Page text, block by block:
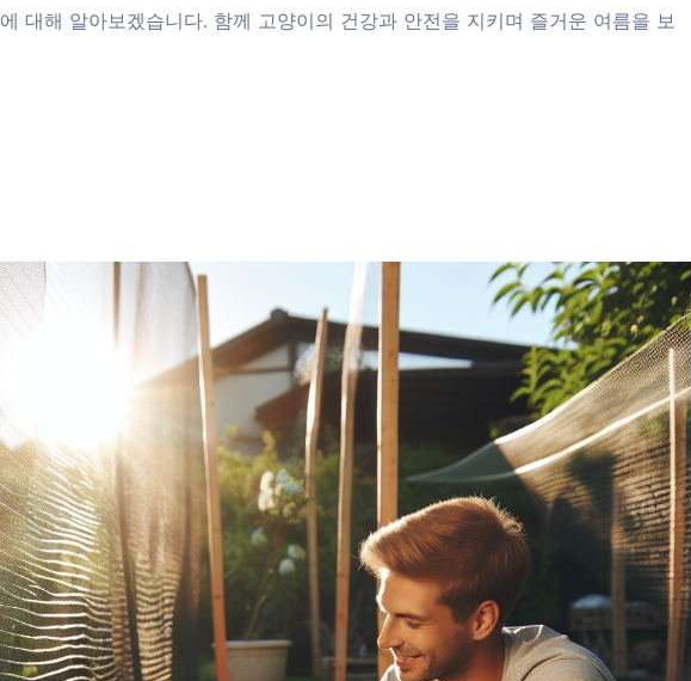
에 대해 알아보겠습니다. 함께 고양이의 건강과 안전을 지키며 즐거운 여름을 보